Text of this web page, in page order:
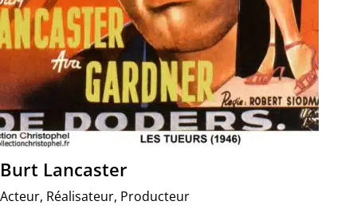
Burt Lancaster
Acteur, Réalisateur, Producteur